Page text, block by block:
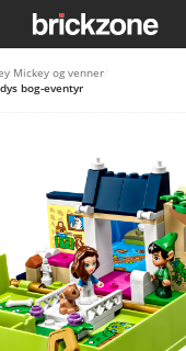
Mickey og venner
bog-eventyr